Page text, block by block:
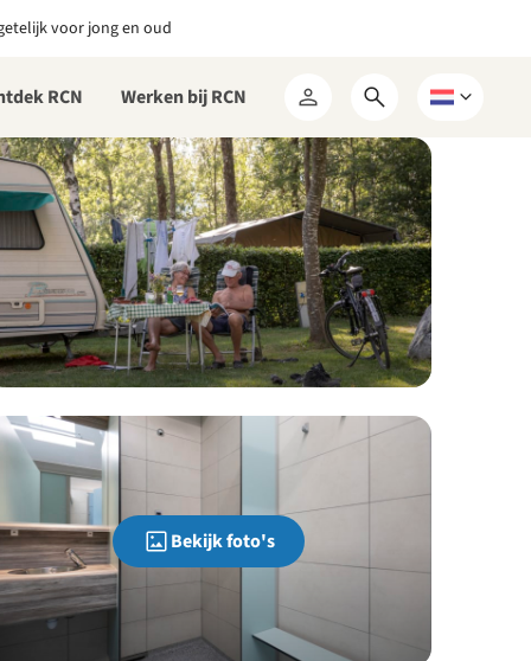
voor jong en oud
RCN Werken bij RCN
Mijn
RCN
Open
zoekformulier
Kies
taal
Bekijk foto's